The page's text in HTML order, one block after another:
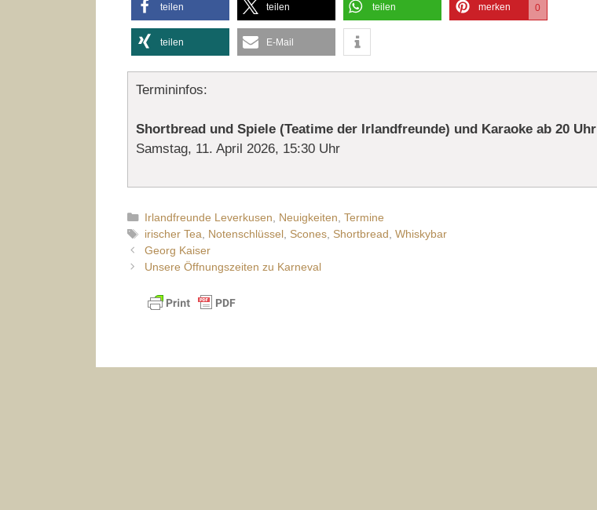
teilen teilen teilen merken 0
teilen E-Mail
Termininfos:
Shortbread und Spiele (Teatime der Irlandfreunde) und Karaoke ab 20 Uhr
Samstag, 11. April 2026, 15:30 Uhr
Kategorien
Irlandfreunde Leverkusen, Neuigkeiten, Termine
Schlagwörter
irischer Tea, Notenschlüssel, Scones, Shortbread, Whiskybar
Georg Kaiser
Unsere Öffnungszeiten zu Karneval